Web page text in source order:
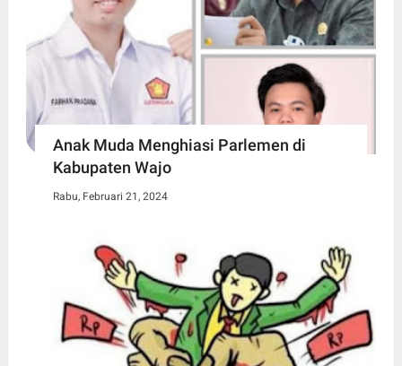
Anak Muda Menghiasi Parlemen di
Kabupaten Wajo
Rabu, Februari 21, 2024